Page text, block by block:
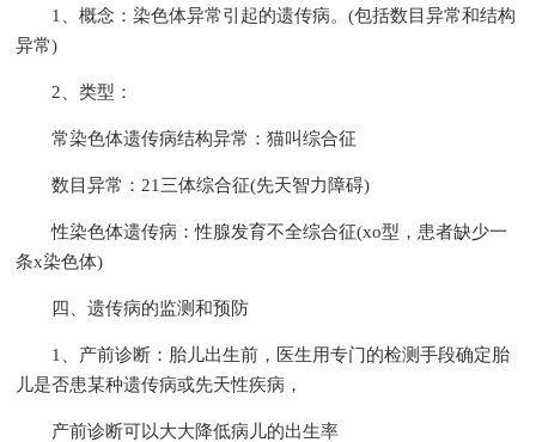
1、概念：染色体异常引起的遗传病。(包括数目异常和结构
异常)
2、类型：
常染色体遗传病结构异常：猫叫综合征
数目异常：21三体综合征(先天智力障碍)
性染色体遗传病：性腺发育不全综合征(xo型，患者缺少一
条x染色体)
四、遗传病的监测和预防
1、产前诊断：胎儿出生前，医生用专门的检测手段确定胎
儿是否患某种遗传病或先天性疾病，
产前诊断可以大大降低病儿的出生率